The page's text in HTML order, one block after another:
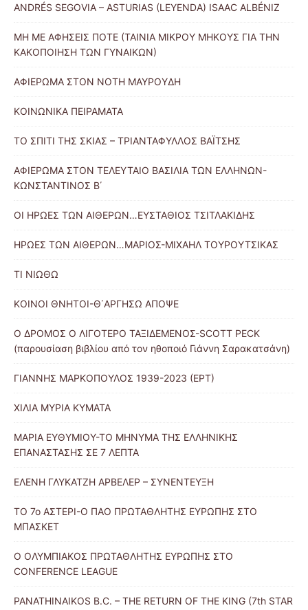
ANDRÉS SEGOVIA – ASTURIAS (LEYENDA) ISAAC ALBÉNIZ
ΜΗ ΜΕ ΑΦΗΣΕΙΣ ΠΟΤΕ (ΤΑΙΝΙΑ ΜΙΚΡΟΥ ΜΗΚΟΥΣ ΓΙΑ ΤΗΝ
ΚΑΚΟΠΟΙΗΣΗ ΤΩΝ ΓΥΝΑΙΚΩΝ)
ΑΦΙΕΡΩΜΑ ΣΤΟΝ ΝΟΤΗ ΜΑΥΡΟΥΔΗ
ΚΟΙΝΩΝΙΚΑ ΠΕΙΡΑΜΑΤΑ
ΤΟ ΣΠΙΤΙ ΤΗΣ ΣΚΙΑΣ – ΤΡΙΑΝΤΑΦΥΛΛΟΣ ΒΑΪΤΣΗΣ
ΑΦΙΕΡΩΜΑ ΣΤΟΝ ΤΕΛΕΥΤΑΙΟ ΒΑΣΙΛΙΑ ΤΩΝ ΕΛΛΗΝΩΝ-
ΚΩΝΣΤΑΝΤΙΝΟΣ Β΄
ΟΙ ΗΡΩΕΣ ΤΩΝ ΑΙΘΕΡΩΝ…ΕΥΣΤΑΘΙΟΣ ΤΣΙΤΛΑΚΙΔΗΣ
ΗΡΩΕΣ ΤΩΝ ΑΙΘΕΡΩΝ…ΜΑΡΙΟΣ-ΜΙΧΑΗΛ ΤΟΥΡΟΥΤΣΙΚΑΣ
ΤΙ ΝΙΩΘΩ
ΚΟΙΝΟΙ ΘΝΗΤΟΙ-Θ΄ΑΡΓΗΣΩ ΑΠΟΨΕ
Ο ΔΡΟΜΟΣ Ο ΛΙΓΟΤΕΡΟ ΤΑΞΙΔΕΜΕΝΟΣ-SCOTT PECK
(παρουσίαση βιβλίου από τον ηθοποιό Γιάννη Σαρακατσάνη)
ΓΙΑΝΝΗΣ ΜΑΡΚΟΠΟΥΛΟΣ 1939-2023 (ΕΡΤ)
ΧΙΛΙΑ ΜΥΡΙΑ ΚΥΜΑΤΑ
ΜΑΡΙΑ ΕΥΘΥΜΙΟΥ-ΤΟ ΜΗΝΥΜΑ ΤΗΣ ΕΛΛΗΝΙΚΗΣ
ΕΠΑΝΑΣΤΑΣΗΣ ΣΕ 7 ΛΕΠΤΑ
ΕΛΕΝΗ ΓΛΥΚΑΤΖΗ ΑΡΒΕΛΕΡ – ΣΥΝΕΝΤΕΥΞΗ
ΤΟ 7ο ΑΣΤΕΡΙ-Ο ΠΑΟ ΠΡΩΤΑΘΛΗΤΗΣ ΕΥΡΩΠΗΣ ΣΤΟ
ΜΠΑΣΚΕΤ
Ο ΟΛΥΜΠΙΑΚΟΣ ΠΡΩΤΑΘΛΗΤΗΣ ΕΥΡΩΠΗΣ ΣΤΟ
CONFERENCE LEAGUE
PANATHINAIKOS B.C. – THE RETURN OF THE KING (7th STAR